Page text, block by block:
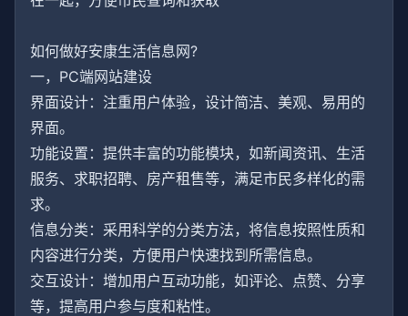
如何做好安康生活信息网?
一，PC端网站建设
界面设计：注重用户体验，设计简洁、美观、易用的
界面。
功能设置：提供丰富的功能模块，如新闻资讯、生活
服务、求职招聘、房产租售等，满足市民多样化的需
求。
信息分类：采用科学的分类方法，将信息按照性质和
内容进行分类，方便用户快速找到所需信息。
交互设计：增加用户互动功能，如评论、点赞、分享
等，提高用户参与度和粘性。